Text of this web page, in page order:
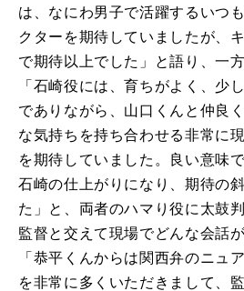
は、なにわ男子で活躍するいつ
クターを期待していましたが、
で期待以上でした」と語り、一
「石崎役には、育ちがよく、少
でありながら、山口くんと仲良
な気持ちを持ち合わせる非常に
を期待していました。良い意味
石崎の仕上がりになり、期待の
た」と、両者のハマり役に太鼓
監督と交えて現場でどんな会話
「恭平くんからは関西弁のニュ
を非常に多くいただきまして、